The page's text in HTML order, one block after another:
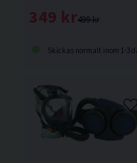
499 kr
349 kr
Skickas normalt inom 1-3